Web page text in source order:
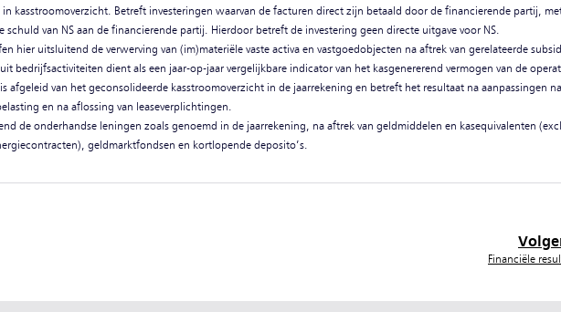
kasstroomoverzicht. Betreft investeringen waarvan de facturen direct zijn betaald door de financierende partij,
schuld van NS aan de financierende partij. Hierdoor betreft de investering geen directe uitgave voor NS.
hier uitsluitend de verwerving van (im)materiële vaste activa en vastgoedobjecten na aftrek van gerelateerde
bedrijfsactiviteiten dient als een jaar-op-jaar vergelijkbare indicator van het kasgenererend vermogen van de
afgeleid van het geconsolideerde kasstroomoverzicht in de jaarrekening en betreft het resultaat na aanpassingen
en na aflossing van leaseverplichtingen.
de onderhandse leningen zoals genoemd in de jaarrekening, na aftrek van geldmiddelen en kasequivalenten
geldmarktfondsen en kortlopende deposito’s.
Financiële